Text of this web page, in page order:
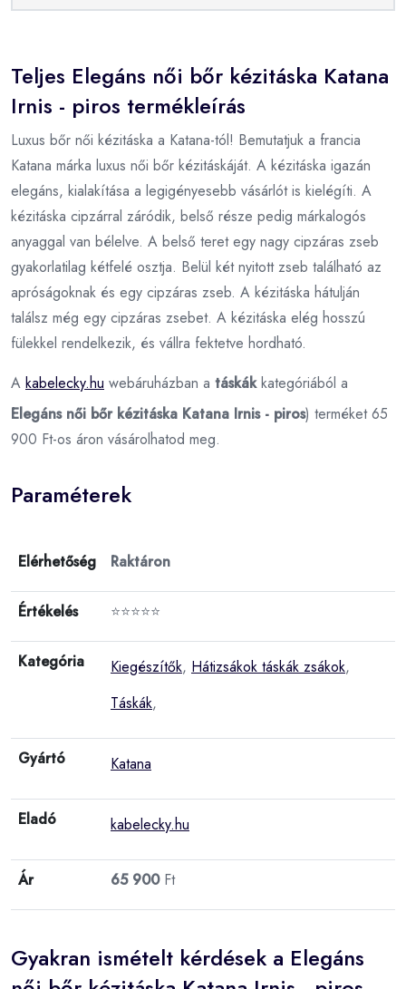
Teljes Elegáns női bőr kézitáska Katana
Irnis - piros termékleírás
Luxus bőr női kézitáska a Katana-tól! Bemutatjuk a francia
Katana márka luxus női bőr kézitáskáját. A kézitáska igazán
elegáns, kialakítása a legigényesebb vásárlót is kielégíti. A
kézitáska cipzárral záródik, belső része pedig márkalogós
anyaggal van bélelve. A belső teret egy nagy cipzáras zseb
gyakorlatilag kétfelé osztja. Belül két nyitott zseb található az
apróságoknak és egy cipzáras zseb. A kézitáska hátulján
találsz még egy cipzáras zsebet. A kézitáska elég hosszú
fülekkel rendelkezik, és vállra fektetve hordható.
A kabelecky.hu webáruházban a táskákkategóriából a
Elegáns női bőr kézitáska Katana Irnis - piros) terméket 65
900 Ft-os áron vásárolhatod meg.
Paraméterek
Elérhetőség Raktáron
Értékelés ⭐⭐⭐⭐⭐
Kategória Kiegészítők, Hátizsákok táskák zsákok,
Táskák,
Gyártó Katana
Eladó kabelecky.hu
Ár 65 900Ft
Gyakran ismételt kérdések a Elegáns